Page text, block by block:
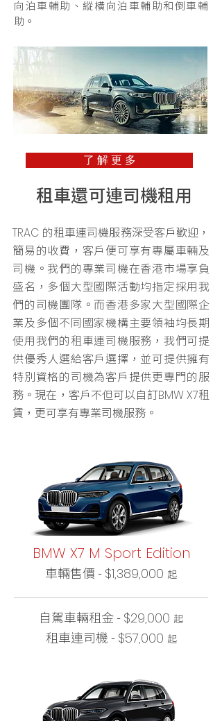
向泊車輔助、縱橫向泊車輔助和倒車輔
助。
了 解 更 多
租車還可連司機租用
TRAC 的租車連司機服務深受客戶歡迎，
簡易的收費，客戶便可享有專屬車輛及
司機。我們的專業司機在香港市場享負
盛名，多個大型國際活動均指定採用我
們的司機團隊。而香港多家大型國際企
業及多個不同國家機構主要領袖均長期
使用我們的租車連司機服務，我們可提
供優秀人選給客戶選擇，並可提供擁有
特別資格的司機為客戶提供更專門的服
務。現在，客戶不但可以自訂BMW X7租
賃，更可享有專業司機服務。
BMW X7 M Sport Edition
車輛售價 - $1,389,000 起
自駕車輛租金 - $29,000 起
租車連司機 - $57,000 起